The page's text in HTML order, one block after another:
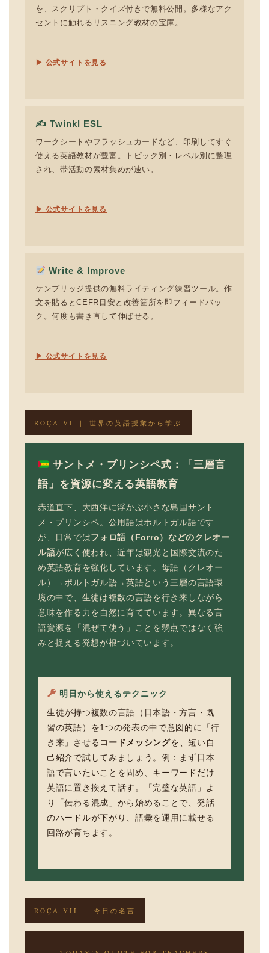
を、スクリプト・クイズ付きで無料公開。多様なアク
セントに触れるリスニング教材の宝庫。
▶ 公式サイトを見る
✍️ Twinkl ESL
ワークシートやフラッシュカードなど、印刷してすぐ
使える英語教材が豊富。トピック別・レベル別に整理
され、帯活動の素材集めが速い。
▶ 公式サイトを見る
Write & Improve
ケンブリッジ提供の無料ライティング練習ツール。作
文を貼るとCEFR目安と改善箇所を即フィードバッ
ク。何度も書き直して伸ばせる。
▶ 公式サイトを見る
ROÇA VI ｜ 世界の英語授業から学ぶ
サントメ・プリンシペ式：「三層言
語」を資源に変える英語教育
赤道直下、大西洋に浮かぶ小さな島国サント
メ・プリンシペ。公用語はポルトガル語です
が、日常ではフォロ語（Forro）などのクレオー
ル語が広く使われ、近年は観光と国際交流のた
め英語教育を強化しています。母語（クレオー
ル）→ポルトガル語→英語という三層の言語環
境の中で、生徒は複数の言語を行き来しながら
意味を作る力を自然に育てています。異なる言
語資源を「混ぜて使う」ことを弱点ではなく強
みと捉える発想が根づいています。
明日から使えるテクニック
生徒が持つ複数の言語（日本語・方言・既
習の英語）を1つの発表の中で意図的に「行
き来」させる コードメッシングを、短い自
己紹介で試してみましょう。例：まず日本
語で言いたいことを固め、キーワードだけ
英語に置き換えて話す。「完璧な英語」よ
り「伝わる混成」から始めることで、発話
のハードルが下がり、語彙を運用に載せる
回路が育ちます。
ROÇA VII ｜ 今日の名言